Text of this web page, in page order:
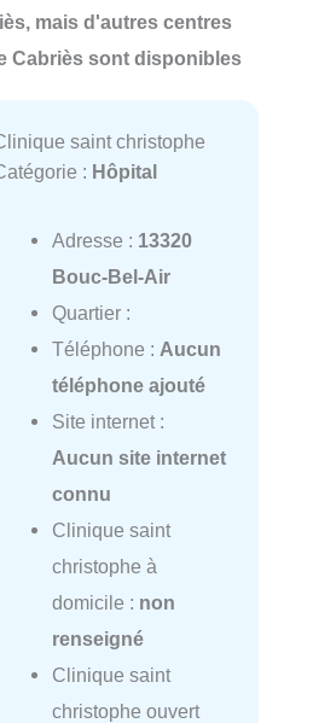
mais d'autres centres
Cabriès sont disponibles
saint christophe
: Hôpital
Adresse : 13320
Bouc-Bel-Air
Quartier :
Téléphone : Aucun
téléphone ajouté
Site internet :
Aucun site internet
connu
Clinique saint
christophe à
domicile : non
renseigné
Clinique saint
christophe ouvert